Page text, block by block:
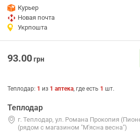
Курьер
Новая почта
Укрпошта
93.00грн
Теплодар: 1 из 1 аптека, где есть 1 шт.
Теплодар
г. Теплодар, ул. Романа Прокопия
(рядом с магазином "М'ясна весна")